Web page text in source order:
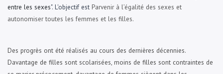
entre les sexes". L'objectif est Parvenir à l’égalité des sexes et
autonomiser toutes les femmes et les filles.
Des progrès ont été réalisés au cours des dernières décennies.
Davantage de filles sont scolarisées, moins de filles sont contraintes de